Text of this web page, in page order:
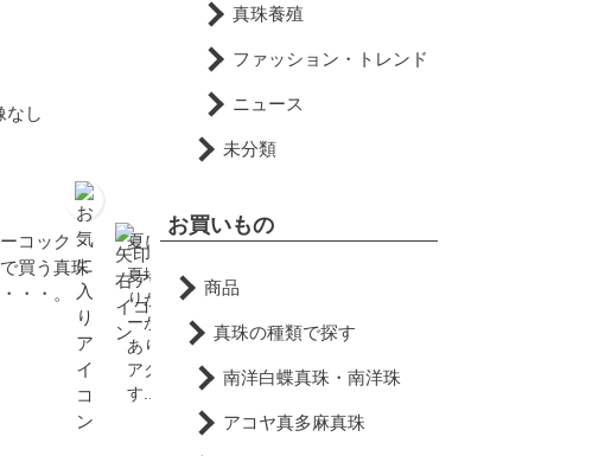
コック
買う真珠
・・。
夏に真珠をつけない理由
夏場は服装がシンプルにな
りがちなため、アクセサリ
ーが活かしやすい時期でも
あります。もちろん真珠の
アクセもバッチリなので
す...
真珠色って一体何色？
たものや自然に生まれた
真珠養殖
ファッション・トレンド
ニュース
未分類
お買いもの
商品
真珠の種類で探す
南洋白蝶真珠・南洋珠
アコヤ真多麻真珠